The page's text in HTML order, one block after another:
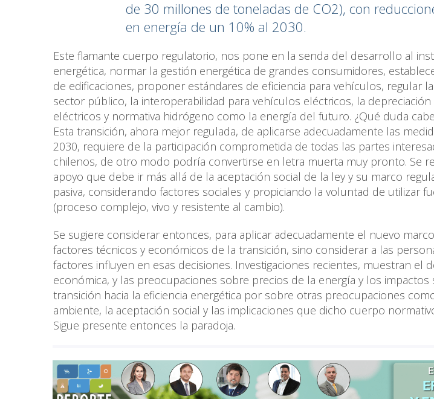
de 30 millones de toneladas de CO2), con
en energía de un 10% al 2030.
Este flamante cuerpo regulatorio, nos pone en la senda del desarrollo al
energética, normar la gestión energética de grandes consumidores,
de edificaciones, proponer estándares de eficiencia para vehículos, regular
sector público, la interoperabilidad para vehículos eléctricos, la
eléctricos y normativa hidrógeno como la energía del futuro. ¿Qué duda
Esta transición, ahora mejor regulada, de aplicarse adecuadamente las
2030, requiere de la participación comprometida de todas las partes
chilenos, de otro modo podría convertirse en letra muerta muy pronto. Se
apoyo que debe ir más allá de la aceptación social de la ley y su marco
pasiva, considerando factores sociales y propiciando la voluntad de utilizar
(proceso complejo, vivo y resistente al cambio).
Se sugiere considerar entonces, para aplicar adecuadamente el nuevo
factores técnicos y económicos de la transición, sino considerar a las
factores influyen en esas decisiones. Investigaciones recientes, muestran el
económica, y las preocupaciones sobre precios de la energía y los
transición hacia la eficiencia energética por sobre otras preocupaciones
ambiente, la aceptación social y las implicaciones que dicho cuerpo
Sigue presente entonces la paradoja.